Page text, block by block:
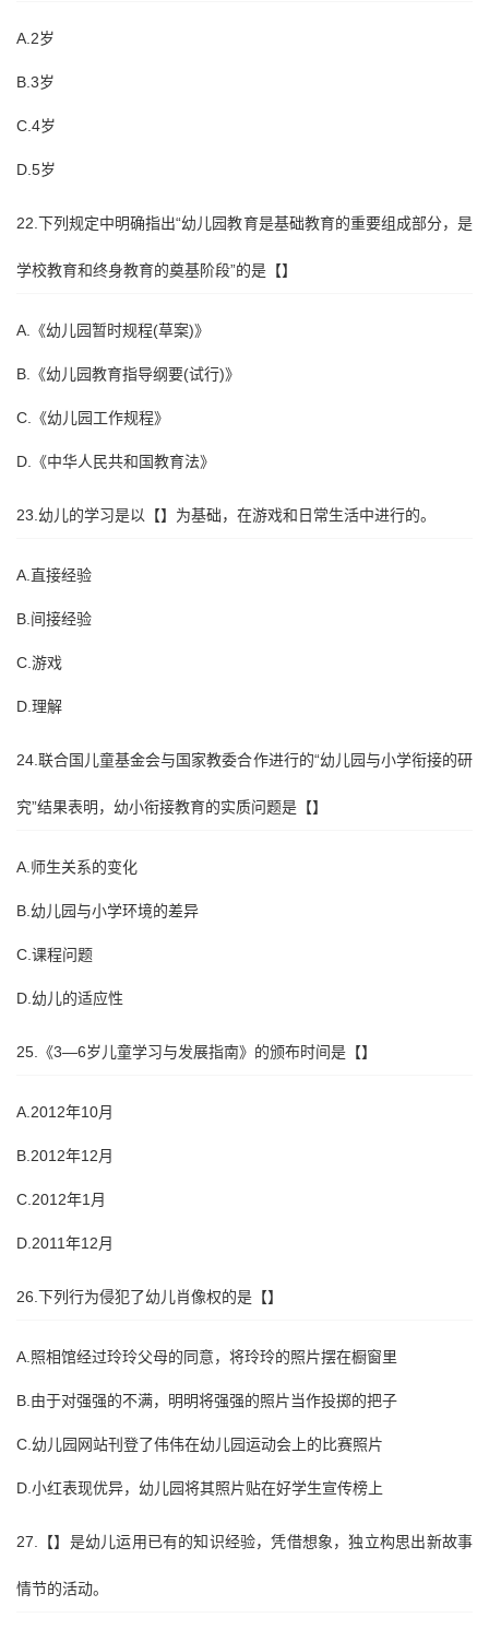
A.2岁
B.3岁
C.4岁
D.5岁
22.下列规定中明确指出“幼儿园教育是基础教育的重要组成部分，是
学校教育和终身教育的奠基阶段”的是【】
A.《幼儿园暂时规程(草案)》
B.《幼儿园教育指导纲要(试行)》
C.《幼儿园工作规程》
D.《中华人民共和国教育法》
23.幼儿的学习是以【】为基础，在游戏和日常生活中进行的。
A.直接经验
B.间接经验
C.游戏
D.理解
24.联合国儿童基金会与国家教委合作进行的“幼儿园与小学衔接的研
究”结果表明，幼小衔接教育的实质问题是【】
A.师生关系的变化
B.幼儿园与小学环境的差异
C.课程问题
D.幼儿的适应性
25.《3—6岁儿童学习与发展指南》的颁布时间是【】
A.2012年10月
B.2012年12月
C.2012年1月
D.2011年12月
26.下列行为侵犯了幼儿肖像权的是【】
A.照相馆经过玲玲父母的同意，将玲玲的照片摆在橱窗里
B.由于对强强的不满，明明将强强的照片当作投掷的把子
C.幼儿园网站刊登了伟伟在幼儿园运动会上的比赛照片
D.小红表现优异，幼儿园将其照片贴在好学生宣传榜上
27.【】是幼儿运用已有的知识经验，凭借想象，独立构思出新故事
情节的活动。